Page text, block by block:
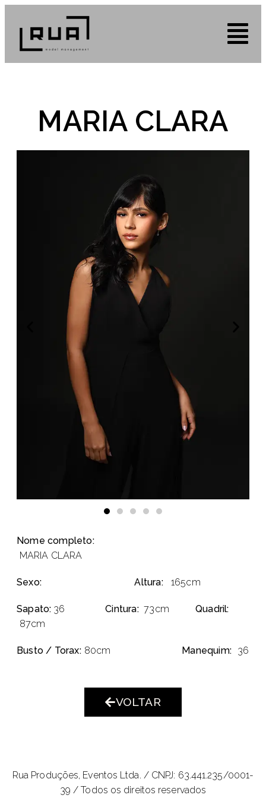
MARIA CLARA
Nome completo:
MARIA CLARA
Sexo: Altura: 165cm
Sapato: 36 Cintura: 73cm
Quadril:
87cm
Busto / Torax: 80cm Manequim: 36
VOLTAR
Rua Produções, Eventos Ltda. / CNPJ: 63.441.235/0001-
39 / Todos os direitos reservados